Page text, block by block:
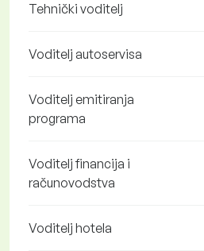
Tehnički voditelj
Voditelj autoservisa
Voditelj emitiranja
programa
Voditelj financija i
računovodstva
Voditelj hotela